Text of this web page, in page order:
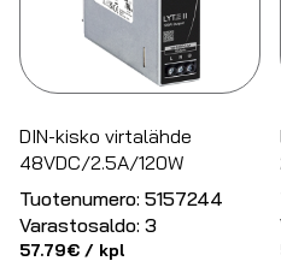
DIN-kisko virtalähde
48VDC/2.5A/120W
Tuotenumero: 5157244
Varastosaldo: 3
57.79€ / kpl